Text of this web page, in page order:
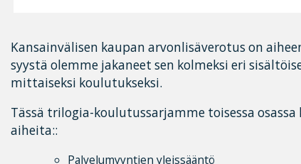
Kansainvälisen kaupan arvonlisäverotus on
syystä olemme jakaneet sen kolmeksi eri
mittaiseksi koulutukseksi.
Tässä trilogia-koulutussarjamme toisessa
aiheita::
Palvelumyyntien yleissääntö